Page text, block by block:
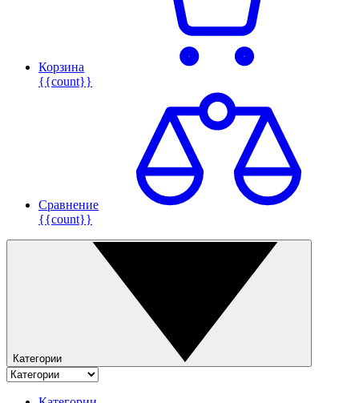
Корзина
{{count}}
Сравнение
{{count}}
Категории